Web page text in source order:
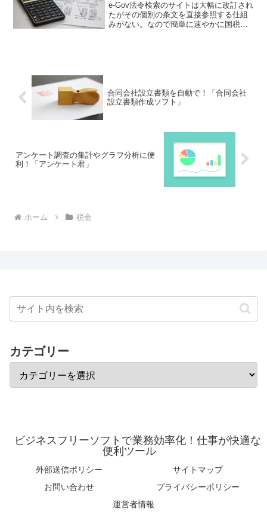
e-Gov法令検索のサイトは大幅に改訂され
たがその個別の条文を直接参照する仕組
みがない。なので簡単に速やかに国税関
合同会社設立書類を自動で！「合同会社
設立書類作成ソフト」
アンケート調査の集計やグラフ分析に便
利！「アンケート君」
ホーム 税金
カテゴリー
ビジネスフリーソフトで業務効率化！仕事が快適な
便利ツール
外部送信ポリシー
サイトマップ
お問い合わせ
プライバシーポリシー
運営者情報